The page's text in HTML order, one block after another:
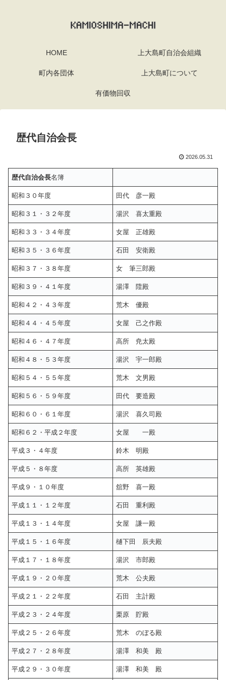
HOME 上大島町自治会組織
町内各団体 上大島町について
有価物回収
歴代自治会長
2026.05.31
歴代自治会長名簿
昭和３０年度 田代 彦一殿
昭和３１・３２年度 湯沢 喜太重殿
昭和３３・３４年度 女屋 正雄殿
昭和３５・３６年度 石田 安衛殿
昭和３７・３８年度 女 筆三郎殿
昭和３９・４１年度 湯澤 陞殿
昭和４２・４３年度 荒木 優殿
昭和４４・４５年度 女屋 己之作殿
昭和４６・４７年度 高所 尭太殿
昭和４８・５３年度 湯沢 宇一郎殿
昭和５４・５５年度 荒木 文男殿
昭和５６・５９年度 田代 要造殿
昭和６０・６１年度 湯沢 喜久司殿
昭和６２・平成２年度 女屋 一殿
平成３・４年度 鈴木 明殿
平成５・８年度 高所 英雄殿
平成９・１０年度 舘野 喜一殿
平成１１・１２年度 石田 重利殿
平成１３・１４年度 女屋 謙一殿
平成１５・１６年度 樋下田 辰夫殿
平成１７・１８年度 湯沢 市郎殿
平成１９・２０年度 荒木 公夫殿
平成２１・２２年度 石田 主計殿
平成２３・２４年度 栗原 貯殿
平成２５・２６年度 荒木 のぼる殿
平成２７・２８年度 湯澤 和美 殿
平成２９・３０年度 湯澤 和美 殿